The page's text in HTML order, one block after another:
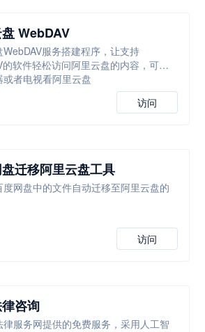
WebDAV
WebDAV服务搭建程序，让支持
的软件轻松访问阿里云盘的内容，可实
或者电视看阿里云盘
访问
迁移阿里云盘工具
度网盘中的文件自动迁移至阿里云盘的
访问
咨询
律服务网提供的免费服务，采用人工智